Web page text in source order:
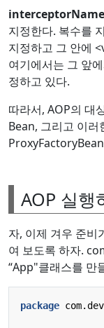
지정한다. 복수를
지정하고 그 안에
여기에서는 그 앞
정하고 있다.
따라서, AOP의 대
Bean, 그리고 이
AOP 실행
자, 이제 겨우 준비
여 보도록 하자.
“App"클래스를 만
package